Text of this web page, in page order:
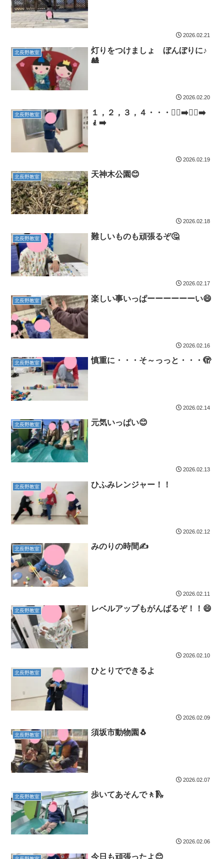
2026.02.21
北長野教室
灯りをつけましょ ぼんぼりに♪
🎎
2026.02.20
北長野教室
１，２，３，４・・・🧎‍♂️‍➡️🧎‍♀️‍➡️
🧎‍➡️
2026.02.19
北長野教室 天神木公園😊
2026.02.18
北長野教室 難しいものも頑張るぞ🤔
2026.02.17
北長野教室 楽しい事いっぱーーーーーーい😄
2026.02.16
北長野教室 慎重に・・・そ～っっと・・・🫣
2026.02.14
北長野教室 元気いっぱい😊
2026.02.13
北長野教室 ひふみレンジャー！！
2026.02.12
北長野教室 みのりの時間✍
2026.02.11
北長野教室 レベルアップもがんばるぞ！！😄
2026.02.10
北長野教室 ひとりでできるよ
2026.02.09
北長野教室 須坂市動物園🐧
2026.02.07
北長野教室 歩いてあそんで🚶🛝
2026.02.06
今日も頑張ったよ😊